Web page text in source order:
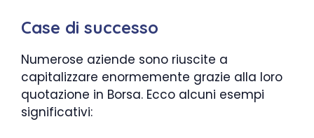
Case di successo
Numerose aziende sono riuscite a
capitalizzare enormemente grazie alla loro
quotazione in Borsa. Ecco alcuni esempi
significativi: